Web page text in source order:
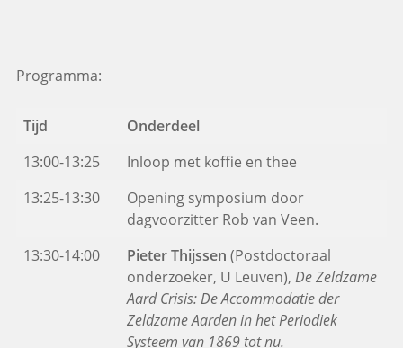
Programma:
Tijd
Onderdeel
13:00-13:25
Inloop met koffie en thee
13:25-13:30
Opening symposium door
dagvoorzitter Rob van Veen.
13:30-14:00
Pieter Thijssen (Postdoctoraal
onderzoeker, U Leuven), De Zeldzame
Aard Crisis: De Accommodatie der
Zeldzame Aarden in het Periodiek
Systeem van 1869 tot nu.